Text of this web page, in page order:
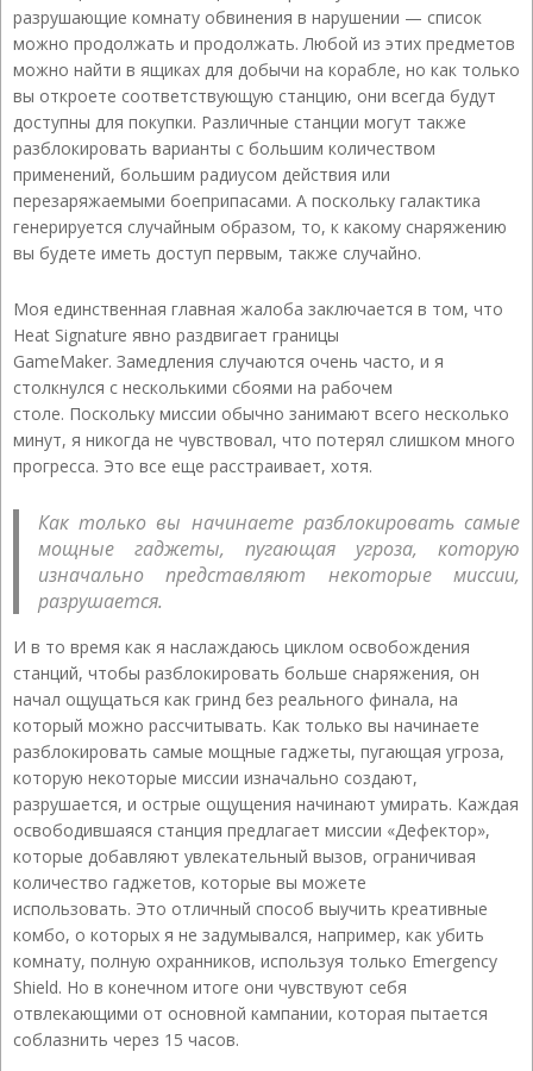
разрушающие комнату обвинения в нарушении — список
можно продолжать и продолжать. Любой из этих предметов
можно найти в ящиках для добычи на корабле, но как только
вы откроете соответствующую станцию, они всегда будут
доступны для покупки. Различные станции могут также
разблокировать варианты с большим количеством
применений, большим радиусом действия или
перезаряжаемыми боеприпасами. А поскольку галактика
генерируется случайным образом, то, к какому снаряжению
вы будете иметь доступ первым, также случайно.
Моя единственная главная жалоба заключается в том, что
Heat Signature явно раздвигает границы
GameMaker. Замедления случаются очень часто, и я
столкнулся с несколькими сбоями на рабочем
столе. Поскольку миссии обычно занимают всего несколько
минут, я никогда не чувствовал, что потерял слишком много
прогресса. Это все еще расстраивает, хотя.
Как только вы начинаете разблокировать самые
мощные гаджеты, пугающая угроза, которую
изначально представляют некоторые миссии,
разрушается.
И в то время как я наслаждаюсь циклом освобождения
станций, чтобы разблокировать больше снаряжения, он
начал ощущаться как гринд без реального финала, на
который можно рассчитывать. Как только вы начинаете
разблокировать самые мощные гаджеты, пугающая угроза,
которую некоторые миссии изначально создают,
разрушается, и острые ощущения начинают умирать. Каждая
освободившаяся станция предлагает миссии «Дефектор»,
которые добавляют увлекательный вызов, ограничивая
количество гаджетов, которые вы можете
использовать. Это отличный способ выучить креативные
комбо, о которых я не задумывался, например, как убить
комнату, полную охранников, используя только Emergency
Shield. Но в конечном итоге они чувствуют себя
отвлекающими от основной кампании, которая пытается
соблазнить через 15 часов.